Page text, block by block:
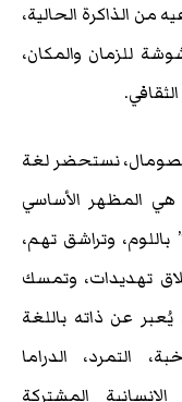
من الذاكرة الحالية،
للزمان والمكان،
نستحضر لغة
هي المظهر الأساسي
وتراشق تهم،
تهديدات، وتمسك
عن ذاته باللغة
التمرد، الدراما
المشتركة